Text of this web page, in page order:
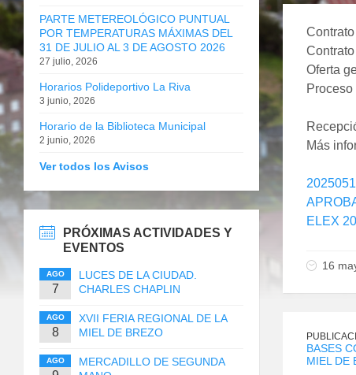
Oferta
Más
ELEX
16
BASES
MIEL DE
PARTE METEREOLÓGICO PUNTUAL
POR TEMPERATURAS MÁXIMAS DEL
31 DE JULIO AL 3 DE AGOSTO 2026
27 julio, 2026
Horarios Polideportivo La Riva
3 junio, 2026
Horario de la Biblioteca Municipal
2 junio, 2026
Ver todos los Avisos
PRÓXIMAS ACTIVIDADES Y
EVENTOS
AGO
7
LUCES DE LA CIUDAD.
CHARLES CHAPLIN
AGO
8
XVII FERIA REGIONAL DE LA
MIEL DE BREZO
AGO
MERCADILLO DE SEGUNDA